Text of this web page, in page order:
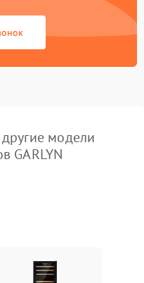
модели
GARLYN